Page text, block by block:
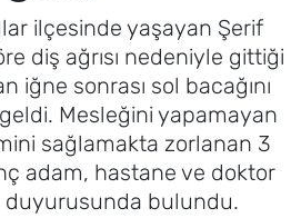
ilçesinde yaşayan Şerif
diş ağrısı nedeniyle gittiği
iğne sonrası sol bacağını
Mesleğini yapamayan
sağlamakta zorlanan 3
adam, hastane ve doktor
duyurusunda bulundu.